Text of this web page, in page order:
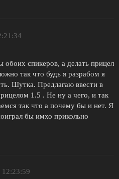
спикеров, а делать прицел
так что будь я разрабом я
Шутка. Предлагаю ввести в
1.5 . Не ну а чего, и так
так что а почему бы и нет. Я
бы имхо прикольно